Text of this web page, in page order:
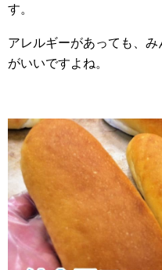
す。
アレルギーがあっても、
がいいですよね。